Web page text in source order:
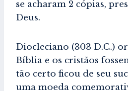
se acharam 2 cópias,
Deus.
Diocleciano (303 D.C.)
Bíblia e os cristãos
tão certo ficou de seu
uma moeda